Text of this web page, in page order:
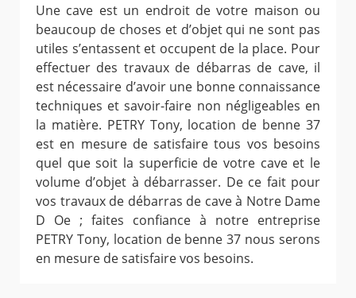
Une cave est un endroit de votre maison ou
beaucoup de choses et d’objet qui ne sont pas
utiles s’entassent et occupent de la place. Pour
effectuer des travaux de débarras de cave, il
est nécessaire d’avoir une bonne connaissance
techniques et savoir-faire non négligeables en
la matière. PETRY Tony, location de benne 37
est en mesure de satisfaire tous vos besoins
quel que soit la superficie de votre cave et le
volume d’objet à débarrasser. De ce fait pour
vos travaux de débarras de cave à Notre Dame
D Oe ; faites confiance à notre entreprise
PETRY Tony, location de benne 37 nous serons
en mesure de satisfaire vos besoins.